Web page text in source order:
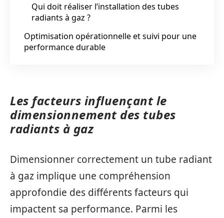
Qui doit réaliser l’installation des tubes
radiants à gaz ?
Optimisation opérationnelle et suivi pour une
performance durable
Les facteurs influençant le
dimensionnement des tubes
radiants à gaz
Dimensionner correctement un tube radiant
à gaz implique une compréhension
approfondie des différents facteurs qui
impactent sa performance. Parmi les